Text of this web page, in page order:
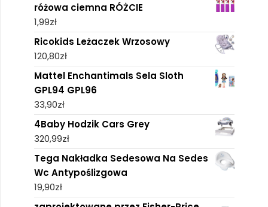
różowa ciemna RÓŻCIE
1,99zł
Ricokids Leżaczek Wrzosowy
120,80zł
Mattel Enchantimals Sela Sloth
GPL94 GPL96
33,90zł
4Baby Hodzik Cars Grey
320,99zł
Tega Nakładka Sedesowa Na Sedes
Wc Antypoślizgowa
19,90zł